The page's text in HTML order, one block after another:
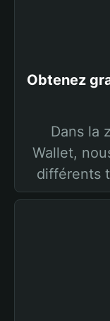
Obtenez
Dans la
Wallet,
différents